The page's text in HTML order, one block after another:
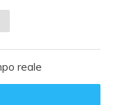
reale